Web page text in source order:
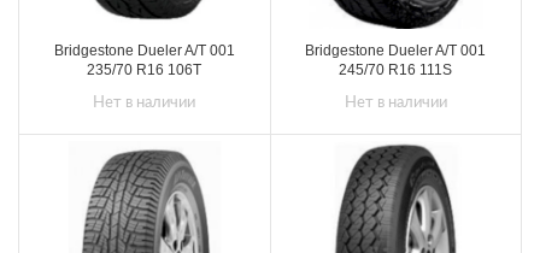
Bridgestone Dueler A/T 001
235/70 R16 106T
Нет в наличии
Bridgestone Dueler A/T 001
245/70 R16 111S
Нет в наличии